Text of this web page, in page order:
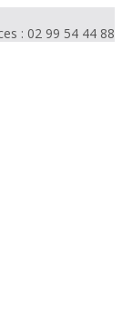
: 02 99 54 44 88